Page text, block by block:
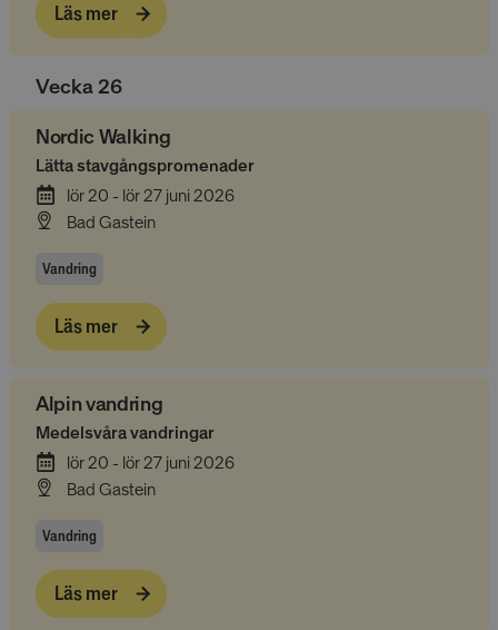
Läs mer
Vecka 26
Nordic Walking
Lätta stavgångspromenader
lör 20 - lör 27 juni 2026
Bad Gastein
Vandring
Läs mer
Alpin vandring
Medelsvåra vandringar
lör 20 - lör 27 juni 2026
Bad Gastein
Vandring
Läs mer